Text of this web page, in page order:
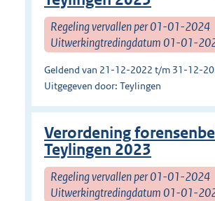
Regeling vervallen per 01-01-2024
Uitwerkingtredingdatum 01-01-
Geldend van 21-12-2022 t/m 31-12-
Uitgegeven door: Teylingen
Verordening
Teylingen 2023
Regeling vervallen per 01-01-2024
Uitwerkingtredingdatum 01-01-